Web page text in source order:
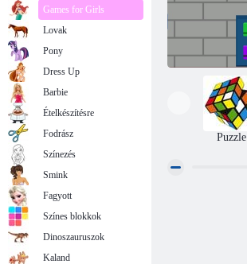
Puzzle
Games for Girls
Lovak
Pony
Dress Up
Barbie
Ételkészítésre
Fodrász
Színezés
Smink
Fagyott
Színes blokkok
Dinoszauruszok
Kaland